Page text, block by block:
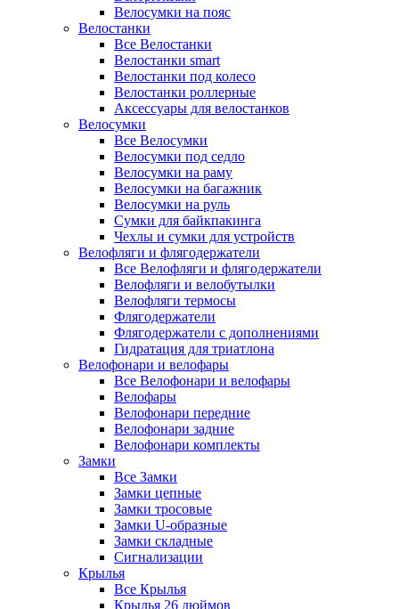
Велосумки на пояс
Велостанки
Все Велостанки
Велостанки smart
Велостанки под колесо
Велостанки роллерные
Аксессуары для велостанков
Велосумки
Все Велосумки
Велосумки под седло
Велосумки на раму
Велосумки на багажник
Велосумки на руль
Сумки для байкпакинга
Чехлы и сумки для устройств
Велофляги и флягодержатели
Все Велофляги и флягодержатели
Велофляги и велобутылки
Велофляги термосы
Флягодержатели
Флягодержатели с дополнениями
Гидратация для триатлона
Велофонари и велофары
Все Велофонари и велофары
Велофары
Велофонари передние
Велофонари задние
Велофонари комплекты
Замки
Все Замки
Замки цепные
Замки тросовые
Замки U-образные
Замки складные
Сигнализации
Крылья
Все Крылья
Крылья 26 дюймов